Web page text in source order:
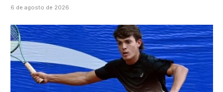
6 de agosto de 2026